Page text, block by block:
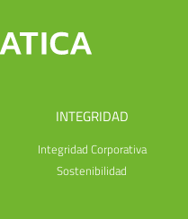
INTEGRIDAD
Integridad Corporativa
Sostenibilidad